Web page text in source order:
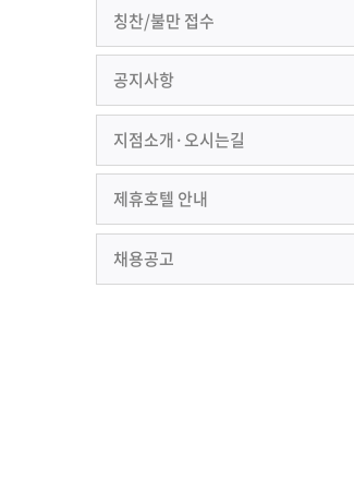
칭찬/불만 접수
공지사항
지점소개·오시는길
제휴호텔 안내
채용공고